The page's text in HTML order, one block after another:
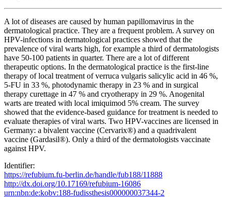
A lot of diseases are caused by human papillomavirus in the
dermatological practice. They are a frequent problem. A survey on
HPV-infections in dermatological practices showed that the
prevalence of viral warts high, for example a third of dermatologists
have 50-100 patients in quarter. There are a lot of different
therapeutic options. In the dermatological practice is the first-line
therapy of local treatment of verruca vulgaris salicylic acid in 46 %,
5-FU in 33 %, photodynamic therapy in 23 % and in surgical
therapy curettage in 47 % and cryotherapy in 29 %. Anogenital
warts are treated with local imiquimod 5% cream. The survey
showed that the evidence-based guidance for treatment is needed to
evaluate therapies of viral warts. Two HPV-vaccines are licensed in
Germany: a bivalent vaccine (Cervarix®) and a quadrivalent
vaccine (Gardasil®). Only a third of the dermatologists vaccinate
against HPV.
Identifier:
https://refubium.fu-berlin.de/handle/fub188/11888
http://dx.doi.org/10.17169/refubium-16086
urn:nbn:de:kobv:188-fudissthesis000000037344-2